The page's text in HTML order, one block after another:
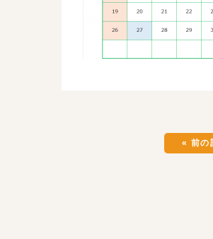
« 前の